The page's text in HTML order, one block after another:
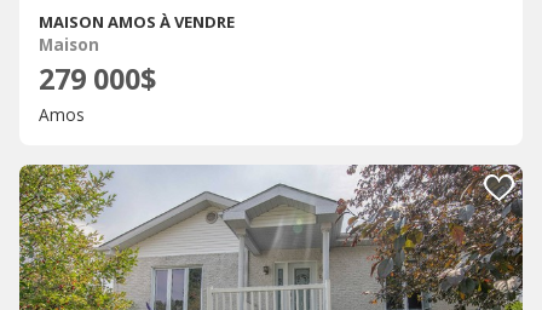
MAISON AMOS À VENDRE
Maison
279 000$
Amos